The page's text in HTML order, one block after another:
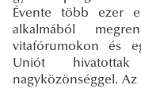
Évente több ezer
alkalmából
vitafórumokon és
Uniót
nagyközönséggel.